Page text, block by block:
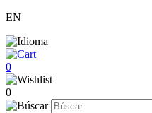
EN
0
0